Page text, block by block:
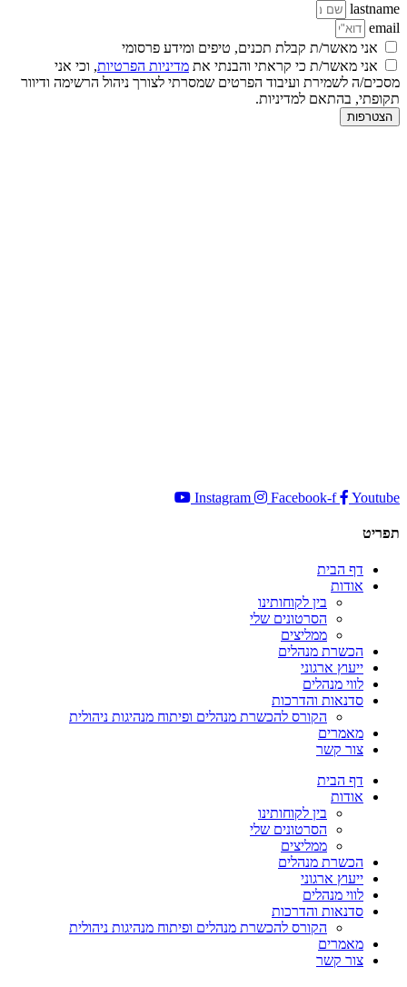
lastname
email
אני מאשר/ת קבלת תכנים, טיפים ומידע פרסומי
אני מאשר/ת כי קראתי והבנתי את מדיניות הפרטיות, וכי אני
מסכים/ה לשמירת ועיבוד הפרטים שמסרתי לצורך ניהול הרשימה ודיוור
תקופתי, בהתאם למדיניות.
הצטרפות
Instagram Facebook-f Youtube
תפריט
דף הבית
אודות
בין לקוחותינו
הסרטונים שלי
ממליצים
הכשרת מנהלים
ייעוץ ארגוני
לווי מנהלים
סדנאות והדרכות
הקורס להכשרת מנהלים ופיתוח מנהיגות ניהולית
מאמרים
צור קשר
דף הבית
אודות
בין לקוחותינו
הסרטונים שלי
ממליצים
הכשרת מנהלים
ייעוץ ארגוני
לווי מנהלים
סדנאות והדרכות
הקורס להכשרת מנהלים ופיתוח מנהיגות ניהולית
מאמרים
צור קשר